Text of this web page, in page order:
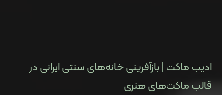
ادیب ماکت | بازآفرینی خانه‌های سنتی ایرانی در
قالب ماکت‌های هنری